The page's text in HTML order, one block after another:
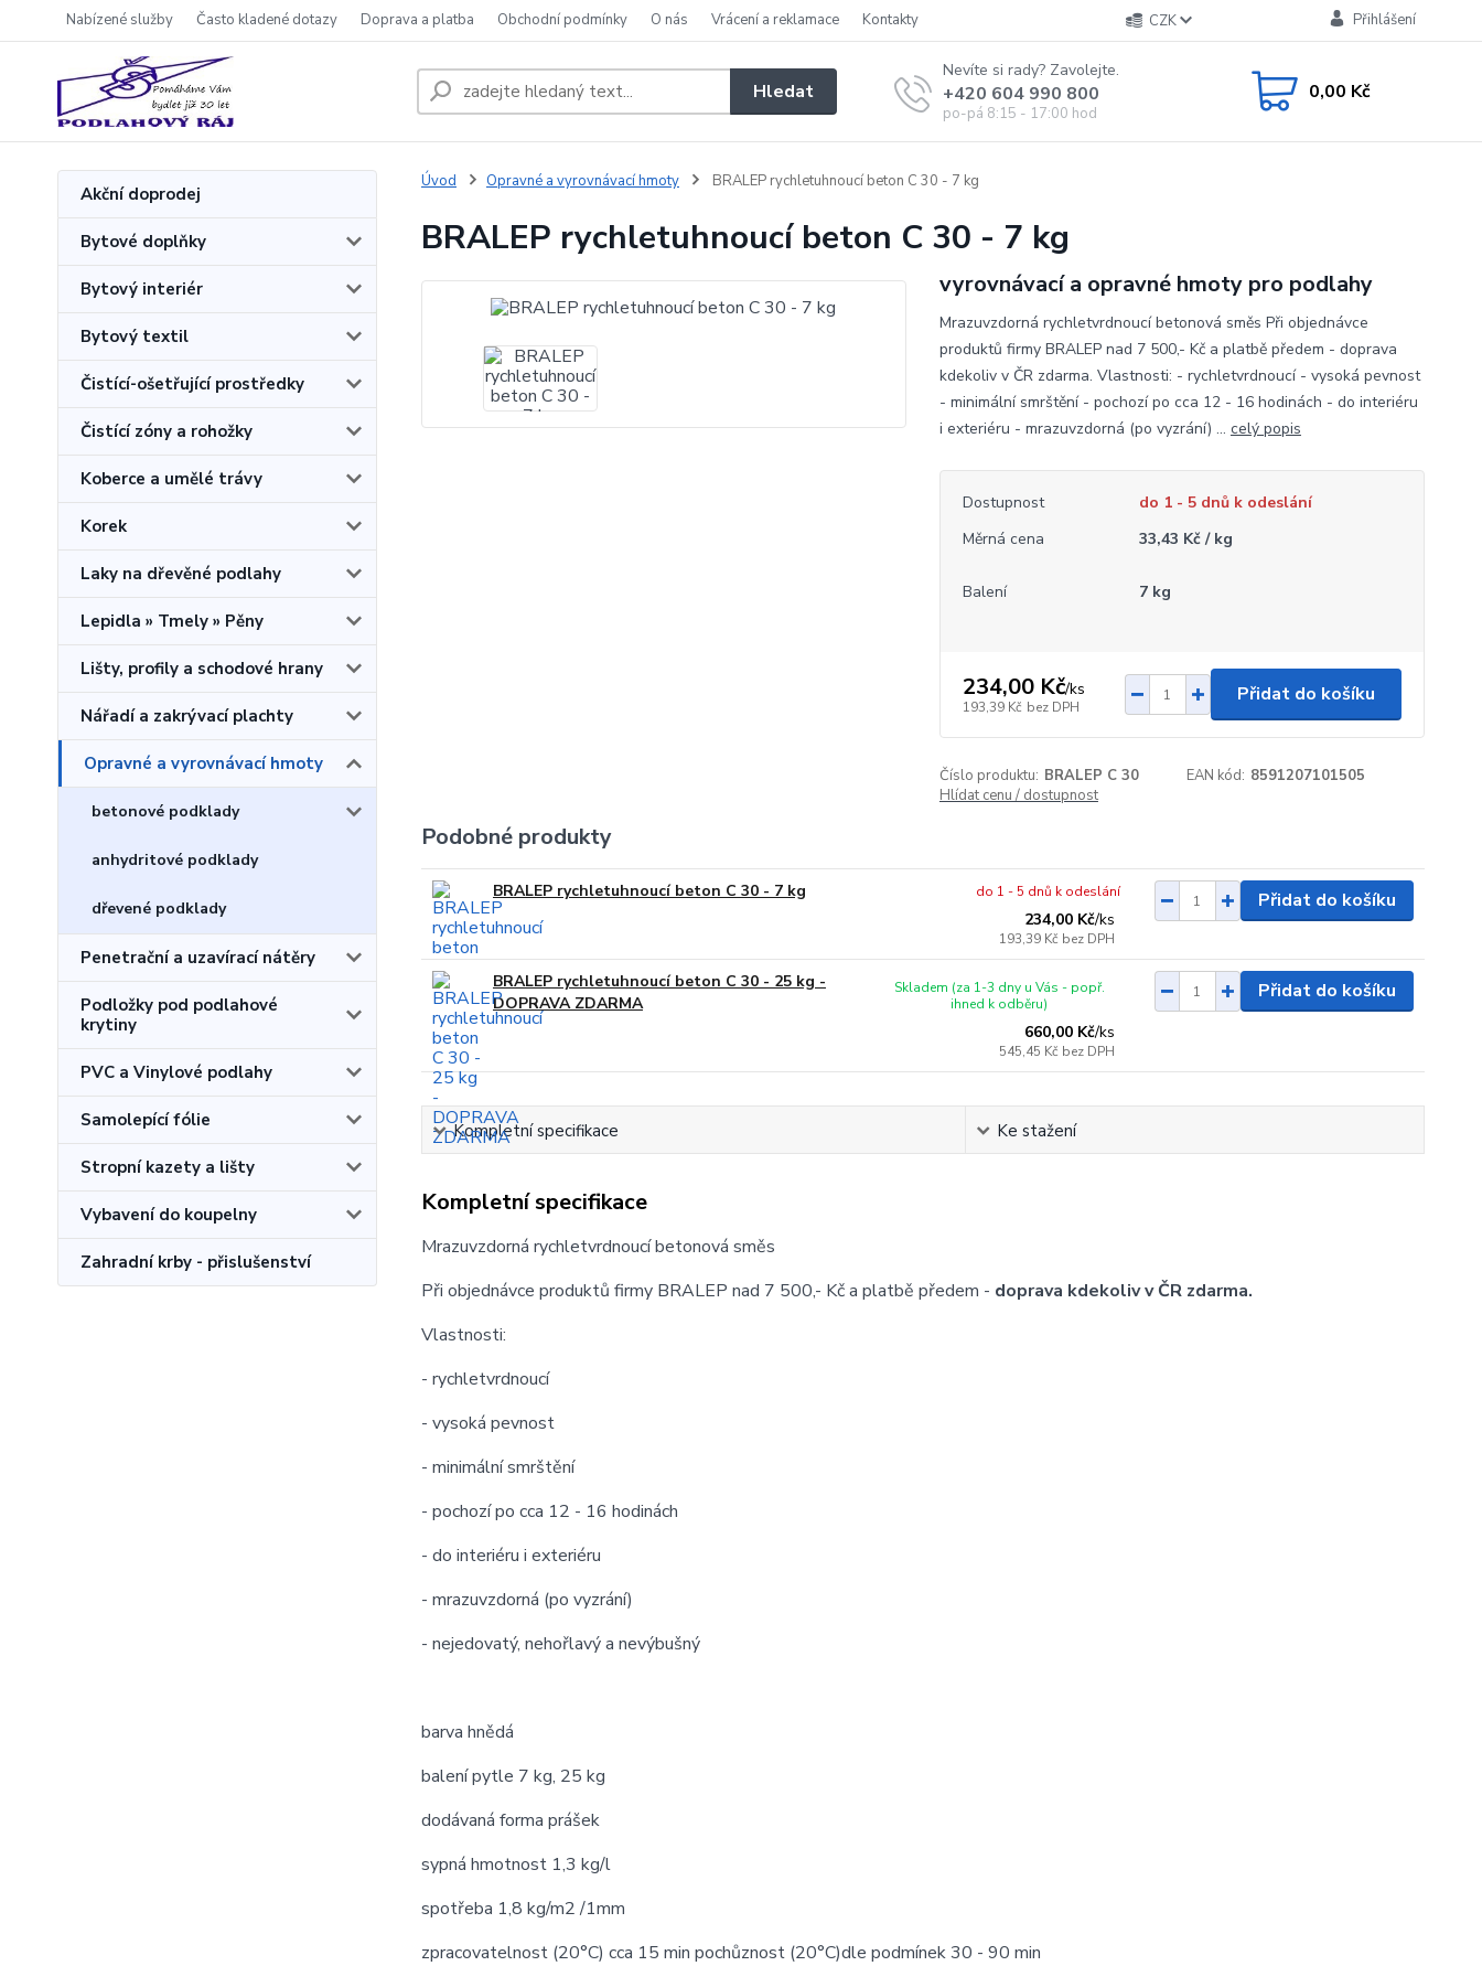
Nabízené služby Často kladené dotazy Doprava a platba Obchodní podmínky O nás Vrácení a reklamace Kontakty CZK Přihlášení
Hledat
Nevíte si rady? Zavolejte.
+420 604 990 800
po-pá 8:15 - 17:00 hod
0,00 Kč
Akční doprodej
Bytové doplňky
Bytový interiér
Bytový textil
Čistící-ošetřující prostředky
Čistící zóny a rohožky
Koberce a umělé trávy
Korek
Laky na dřevěné podlahy
Lepidla » Tmely » Pěny
Lišty, profily a schodové hrany
Nářadí a zakrývací plachty
Opravné a vyrovnávací hmoty
betonové podklady
anhydritové podklady
dřevené podklady
Penetrační a uzavírací nátěry
Podložky pod podlahové
krytiny
PVC a Vinylové podlahy
Samolepící fólie
Stropní kazety a lišty
Vybavení do koupelny
Zahradní krby - přislušenství
Úvod Opravné a vyrovnávací hmoty BRALEP rychletuhnoucí beton C 30 - 7 kg
BRALEP rychletuhnoucí beton C 30 - 7 kg
vyrovnávací a opravné hmoty pro podlahy
Mrazuvzdorná rychletvrdnoucí betonová směs Při objednávce
produktů firmy BRALEP nad 7 500,- Kč a platbě předem - doprava
kdekoliv v ČR zdarma. Vlastnosti: - rychletvrdnoucí - vysoká pevnost
- minimální smrštění - pochozí po cca 12 - 16 hodinách - do interiéru
i exteriéru - mrazuvzdorná (po vyzrání) ... celý popis
Dostupnost
do 1 - 5 dnů k odeslání
Měrná cena
33,43 Kč / kg
Balení 7 kg
234,00 Kč/ks
193,39 Kč bez DPH
Přidat do košíku
Číslo produktu: BRALEP C 30 EAN kód: 8591207101505
Hlídat cenu / dostupnost
Podobné produkty
BRALEP rychletuhnoucí beton C 30 - 7 kg
234,00 Kč/ks
193,39 Kč bez DPH
do 1 - 5 dnů k odeslání Přidat do košíku
BRALEP rychletuhnoucí beton C 30 - 25 kg -
DOPRAVA ZDARMA
660,00 Kč/ks
545,45 Kč bez DPH
Skladem (za 1-3 dny u Vás - popř.
ihned k odběru)
Přidat do košíku
Kompletní specifikace Ke stažení
Kompletní specifikace
Mrazuvzdorná rychletvrdnoucí betonová směs
Při objednávce produktů firmy BRALEP nad 7 500,- Kč a platbě předem - doprava kdekoliv v ČR zdarma.
Vlastnosti:
- rychletvrdnoucí
- vysoká pevnost
- minimální smrštění
- pochozí po cca 12 - 16 hodinách
- do interiéru i exteriéru
- mrazuvzdorná (po vyzrání)
- nejedovatý, nehořlavý a nevýbušný
barva hnědá
balení pytle 7 kg, 25 kg
dodávaná forma prášek
sypná hmotnost 1,3 kg/l
spotřeba 1,8 kg/m2 /1mm
zpracovatelnost (20°C) cca 15 min pochůznost (20°C)dle podmínek 30 - 90 min